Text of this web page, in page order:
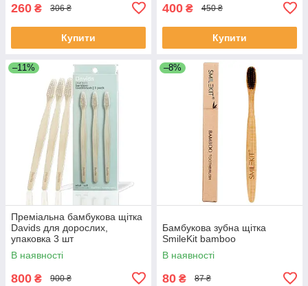
260 ₴ 306 ₴
Купити
400 ₴ 450 ₴
Купити
–11%
Преміальна бамбукова щітка
Davids для дорослих,
упаковка 3 шт
В наявності
800 ₴ 900 ₴
–8%
Бамбукова зубна щітка
SmileKit bamboo
В наявності
80 ₴ 87 ₴